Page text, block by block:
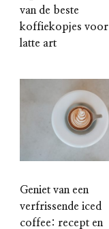
van de beste
koffiekopjes voor
latte art
Geniet van een
verfrissende iced
coffee: recept en